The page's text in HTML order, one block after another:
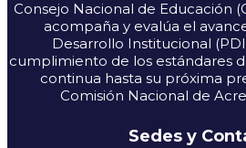
Consejo Nacional de Educación
acompaña y evalúa el
Desarrollo Institucional
cumplimiento de los estándares
continua hasta su próxima
Comisión Nacional de
Sedes y